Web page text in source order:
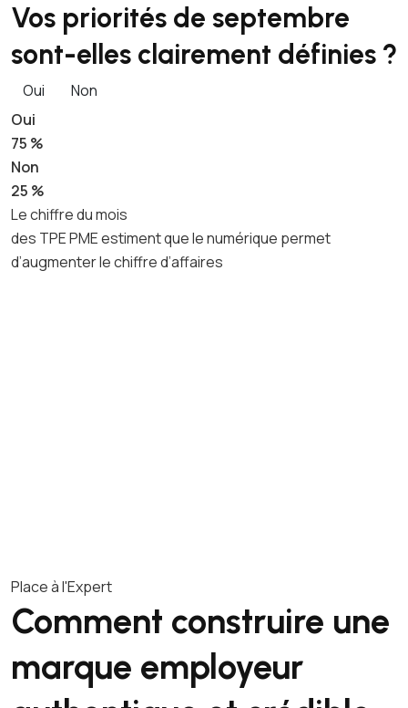
Vos priorités de septembre
sont-elles clairement définies ?
Oui
Non
Oui
75 %
Non
25 %
Le chiffre du mois
des TPE PME estiment que le numérique permet
d’augmenter le chiffre d’affaires
Place à l'Expert
Comment construire une
marque employeur